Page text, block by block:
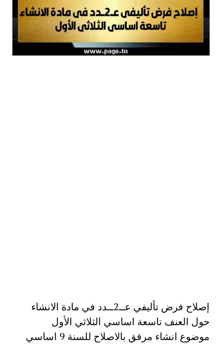
إصلاح فرض تأليفي عــ2ــدد في مادة الانشاء
حول العنف تاسعة اساسي الثلاثي الأول
موضوع انشاء مرفق بالاصلاح للسنة 9 اساسي